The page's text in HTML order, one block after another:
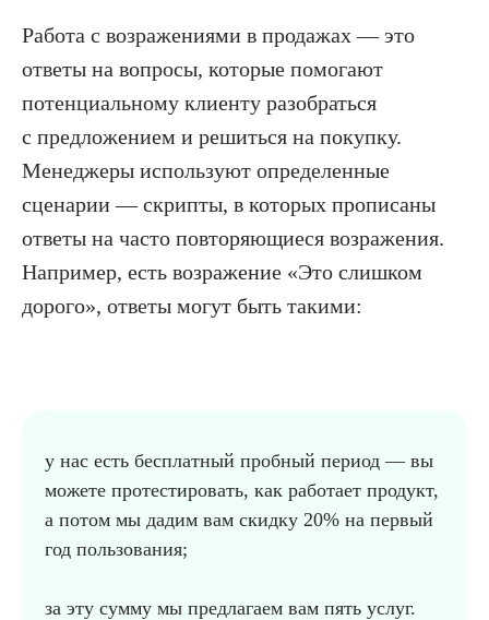
Работа с возражениями в продажах — это
ответы на вопросы, которые помогают
потенциальному клиенту разобраться
с предложением и решиться на покупку.
Менеджеры используют определенные
сценарии — скрипты, в которых прописаны
ответы на часто повторяющиеся возражения.
Например, есть возражение «Это слишком
дорого», ответы могут быть такими:
у нас есть бесплатный пробный период — вы
можете протестировать, как работает продукт,
а потом мы дадим вам скидку 20% на первый
год пользования;
за эту сумму мы предлагаем вам пять услуг.